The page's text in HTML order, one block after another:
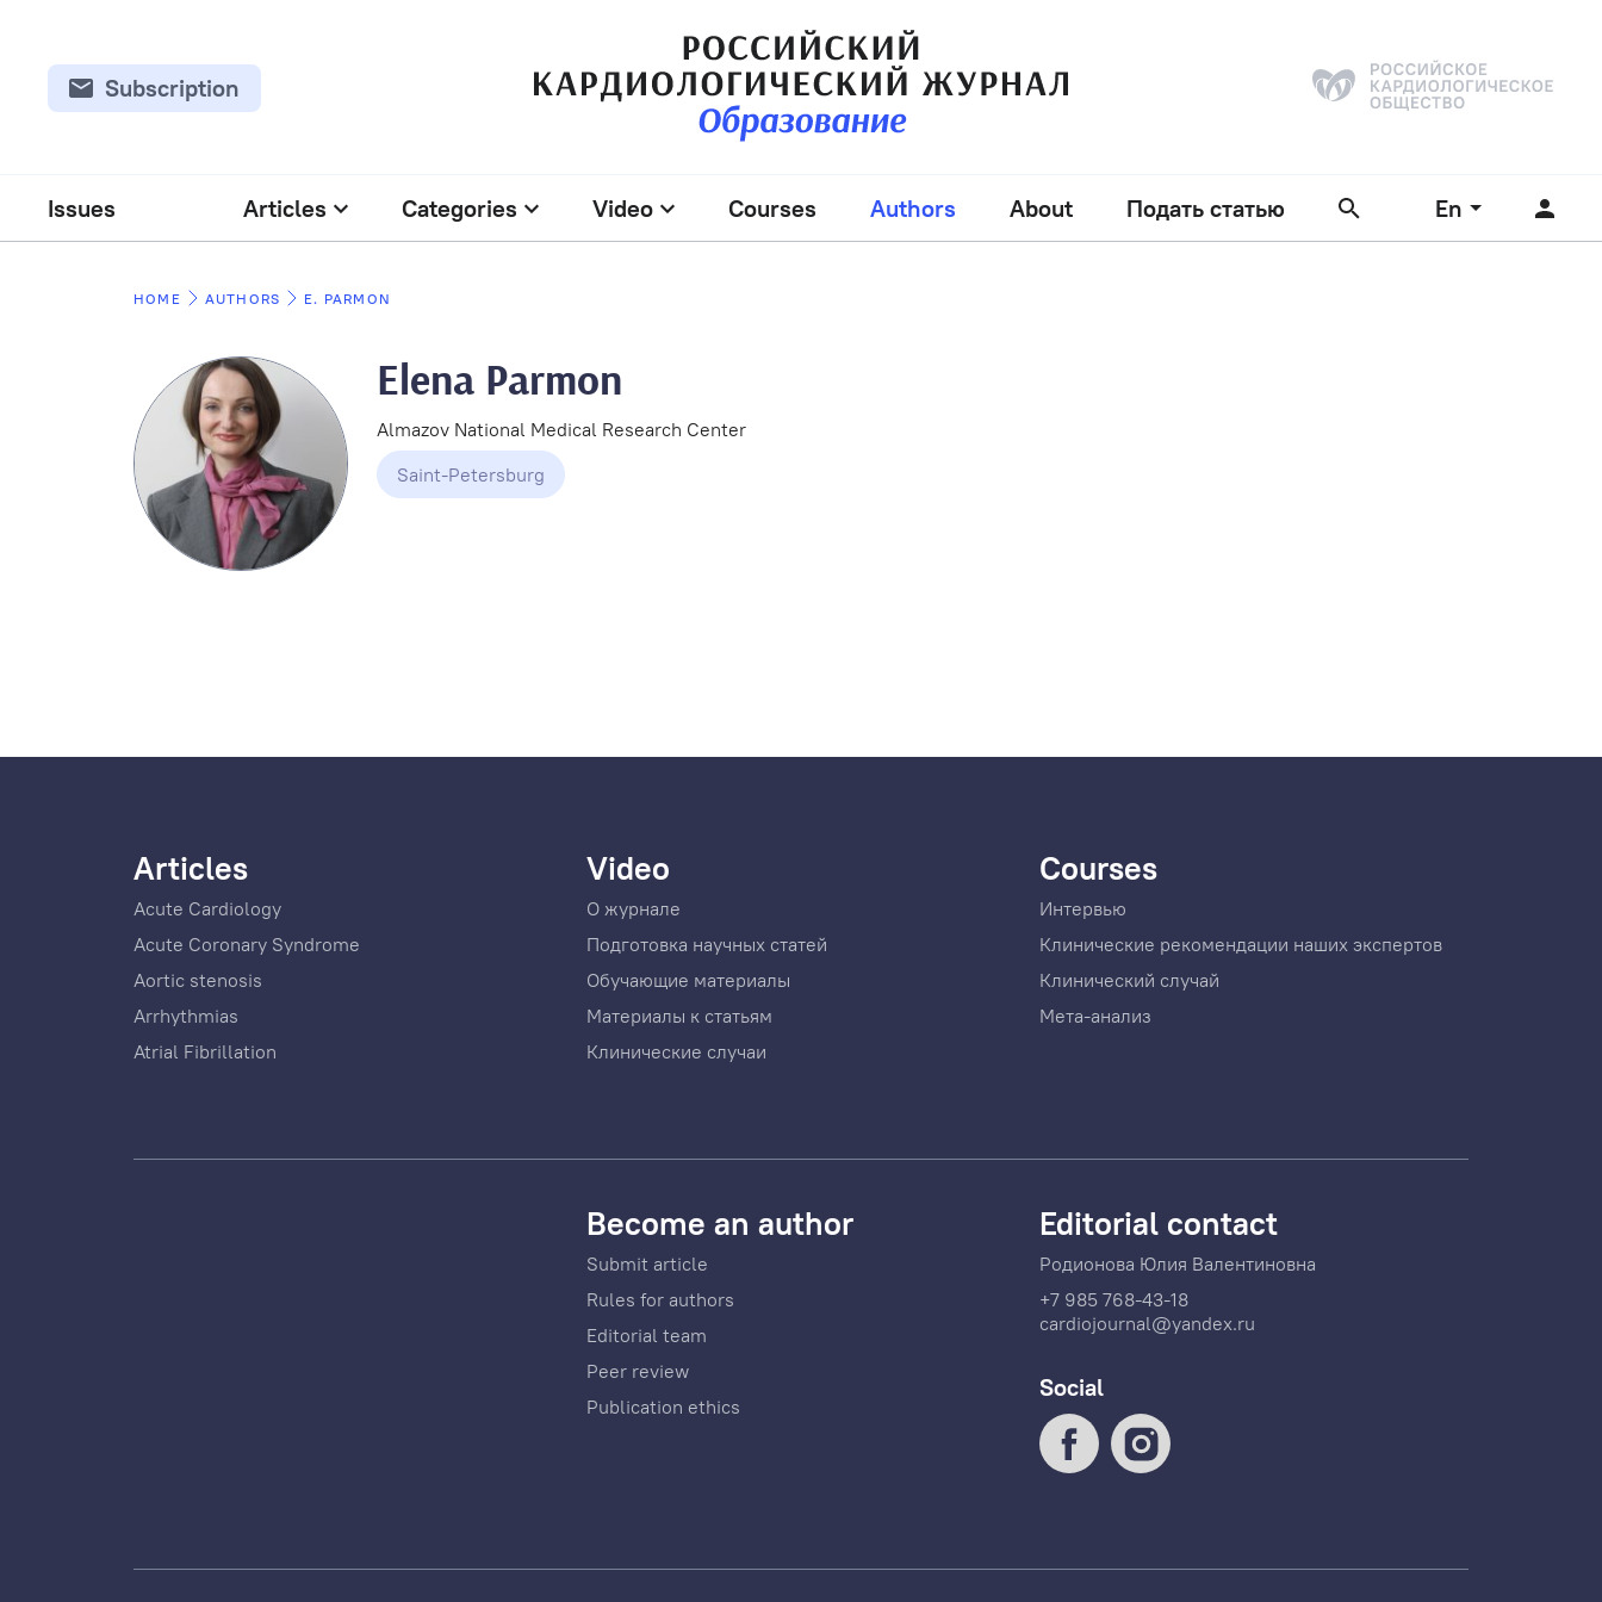
Subscription
Issues Articles Categories Video Courses Authors About Подать статью En
HOME AUTHORS E. PARMON
Elena Parmon
Almazov National Medical Research Center
Saint-Petersburg
Articles
Acute Cardiology
Acute Coronary Syndrome
Aortic stenosis
Arrhythmias
Atrial Fibrillation
Video
О журнале
Подготовка научных статей
Обучающие материалы
Материалы к статьям
Клинические случаи
Courses
Интервью
Клинические рекомендации наших экспертов
Клинический случай
Мета-анализ
Become an author
Submit article
Rules for authors
Editorial team
Peer review
Publication ethics
Editorial contact
Родионова Юлия Валентиновна
+7 985 768-43-18
cardiojournal@yandex.ru
Social